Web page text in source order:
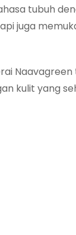
tubuh
juga
kulit yang